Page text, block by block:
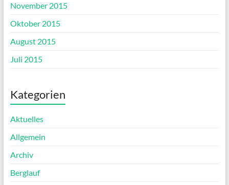
November 2015
Oktober 2015
August 2015
Juli 2015
Kategorien
Aktuelles
Allgemein
Archiv
Berglauf